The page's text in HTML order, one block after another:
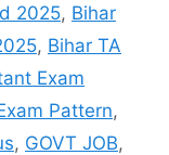
2025, Bihar
, Bihar TA
Exam
Pattern,
, GOVT JOB,